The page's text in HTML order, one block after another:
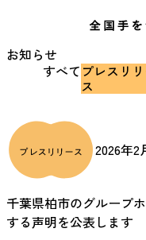
お知らせ
すべて プレスリ
ス
2026年2
千葉県柏市のグループ
する声明を公表します